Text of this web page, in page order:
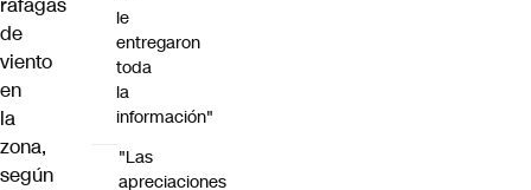
de
viento
en
la
zona,
según
le
entregaron
toda
la
información"
"Las
apreciaciones